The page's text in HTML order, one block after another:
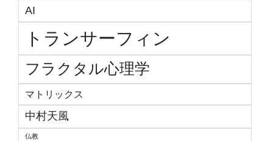
AI
トランサーフィン
フラクタル心理学
マトリックス
中村天風
仏教